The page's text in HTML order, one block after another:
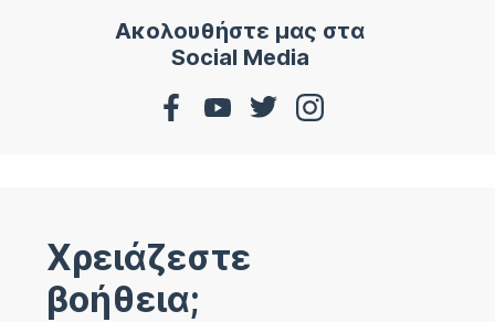
Ακολουθήστε μας στα
Social Media
Χρειάζεστε
βοήθεια;